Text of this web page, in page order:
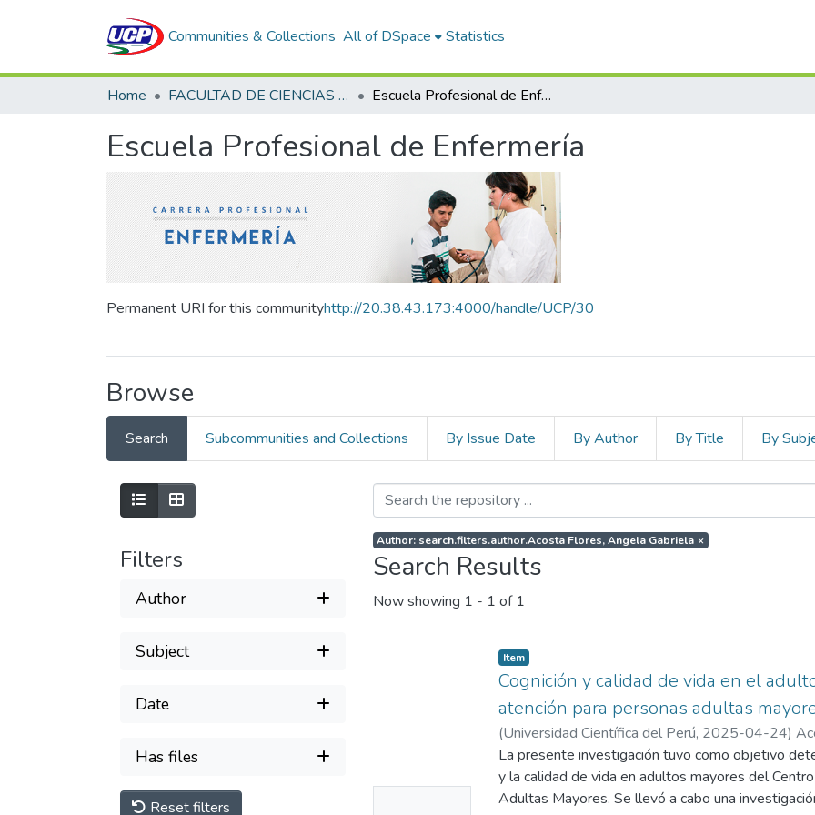
Communities & Collections All of DSpace Statistics
Home FACULTAD DE CIENCIAS DE LA SALUD Escuela Profesional de Enfermería
Escuela Profesional de Enfermería
Permanent URI for this communityhttp://20.38.43.173:4000/handle/UCP/30
Browse
Search Subcommunities and Collections By Issue Date By Author By Title By
Filters
Author
Subject
Date
Has files
Reset filters
Author: search.filters.author.Acosta Flores, Angela Gabriela ×
Search Results
Now showing 1 - 1 of 1
Item
Cognición y calidad de vida en el
atención para personas adultas
(Universidad Científica del Perú, 2025-04-24)
Amasifuen, Esperanza
La presente investigación tuvo como objetivo
y la calidad de vida en adultos mayores del
Adultas Mayores. Se llevó a cabo una